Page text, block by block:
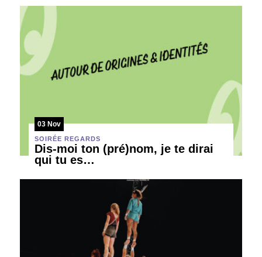
03 Nov
SOIRÉE REGARDS
Dis-moi ton (pré)nom, je te dirai
qui tu es…